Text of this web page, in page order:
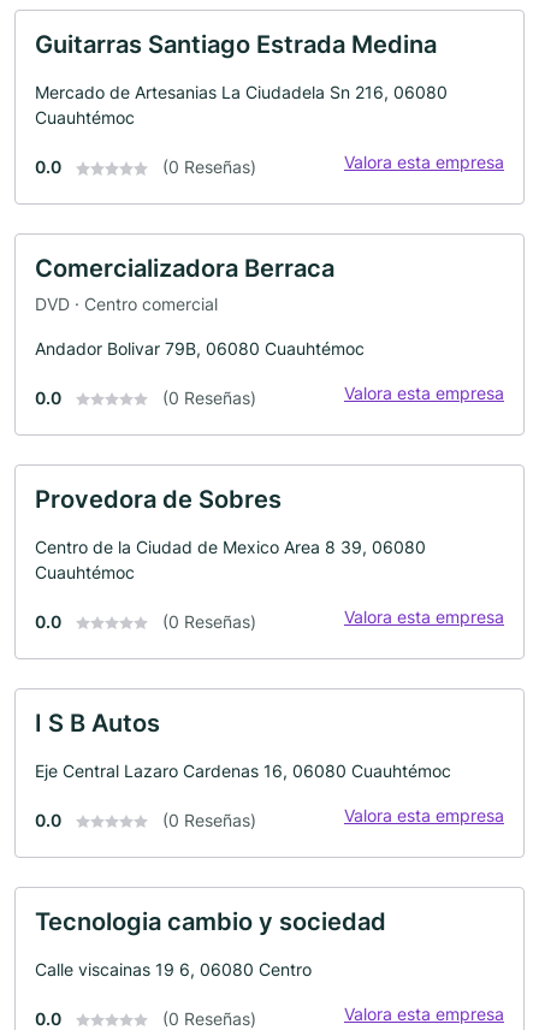
Guitarras Santiago Estrada Medina
Mercado de Artesanias La Ciudadela Sn 216, 06080
Cuauhtémoc
0.0 (0 Reseñas) Valora esta empresa
Comercializadora Berraca
DVD · Centro comercial
Andador Bolivar 79B, 06080 Cuauhtémoc
0.0 (0 Reseñas) Valora esta empresa
Provedora de Sobres
Centro de la Ciudad de Mexico Area 8 39, 06080
Cuauhtémoc
0.0 (0 Reseñas) Valora esta empresa
I S B Autos
Eje Central Lazaro Cardenas 16, 06080 Cuauhtémoc
0.0 (0 Reseñas) Valora esta empresa
Tecnologia cambio y sociedad
Calle viscainas 19 6, 06080 Centro
0.0 (0 Reseñas) Valora esta empresa